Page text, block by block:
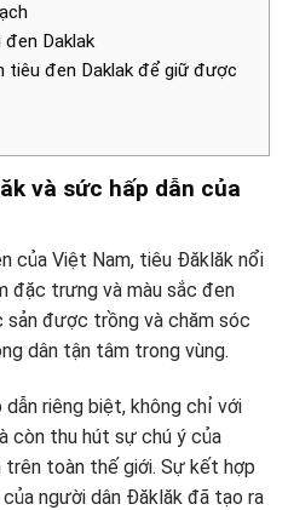
Daklak
tiêu đen Daklak để giữ được
và sức hấp dẫn của
của Việt Nam, tiêu Đăklăk nổi
đặc trưng và màu sắc đen
sản được trồng và chăm sóc
dân tận tâm trong vùng.
riêng biệt, không chỉ với
còn thu hút sự chú ý của
toàn thế giới. Sự kết hợp
người dân Đăklăk đã tạo ra